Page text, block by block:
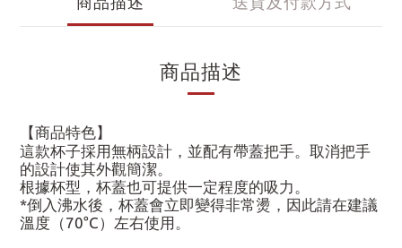
商品描述
【商品特色】
這款杯子採用無柄設計，並配有帶蓋把手。取消把手
的設計使其外觀簡潔。
根據杯型，杯蓋也可提供一定程度的吸力。
*倒入沸水後，杯蓋會立即變得非常燙，因此請在建議
溫度（70°C）左右使用。